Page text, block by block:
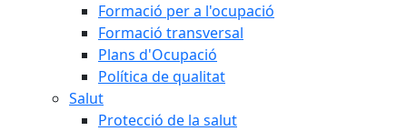
Formació per a l'ocupació
Formació transversal
Plans d'Ocupació
Política de qualitat
Salut
Protecció de la salut